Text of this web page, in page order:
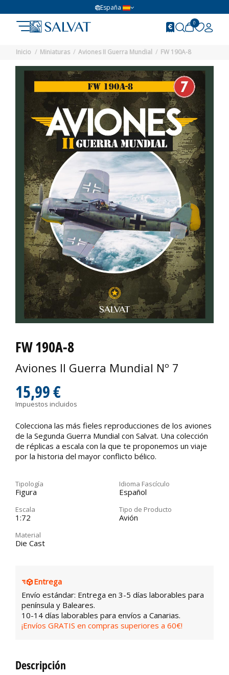
España
0
Inicio Miniaturas Aviones II Guerra Mundial FW 190A-8
FW 190A-8
Aviones II Guerra Mundial Nº 7
15,99 €
Impuestos incluidos
Colecciona las más fieles reproducciones de los aviones
de la Segunda Guerra Mundial con Salvat. Una colección
de réplicas a escala con la que te proponemos un viaje
por la historia del mayor conflicto bélico.
Tipología
Figura
Idioma Fascículo
Español
Escala
1:72
Tipo de Producto
Avión
Material
Die Cast
Entrega
Envío estándar: Entrega en 3-5 días laborables para
península y Baleares.
10-14 días laborables para envíos a Canarias.
¡Envíos GRATIS en compras superiores a 60€!
Descripción